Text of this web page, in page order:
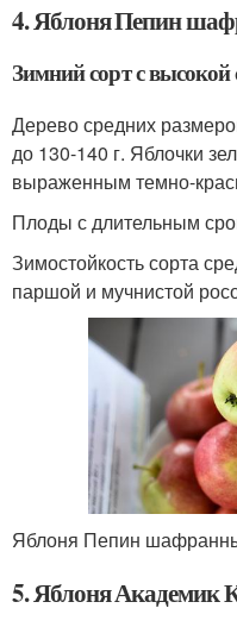
4. Яблоня Пепин
Зимний сорт с высокой
Дерево средних
до 130-140 г. Яблочки
выраженным темно-
Плоды с длительным
Зимостойкость сорта
паршой и мучнистой
Яблоня Пепин
5. Яблоня Академик